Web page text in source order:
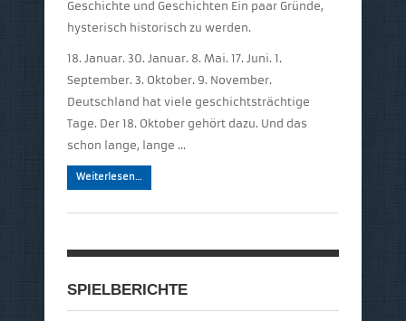
Geschichte und Geschichten Ein paar Gründe,
hysterisch historisch zu werden.
18. Januar. 30. Januar. 8. Mai. 17. Juni. 1.
September. 3. Oktober. 9. November.
Deutschland hat viele geschichtsträchtige
Tage. Der 18. Oktober gehört dazu. Und das
schon lange, lange …
Weiterlesen…
SPIELBERICHTE